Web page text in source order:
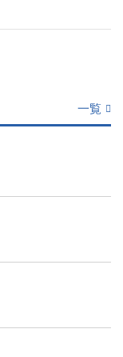
一覧